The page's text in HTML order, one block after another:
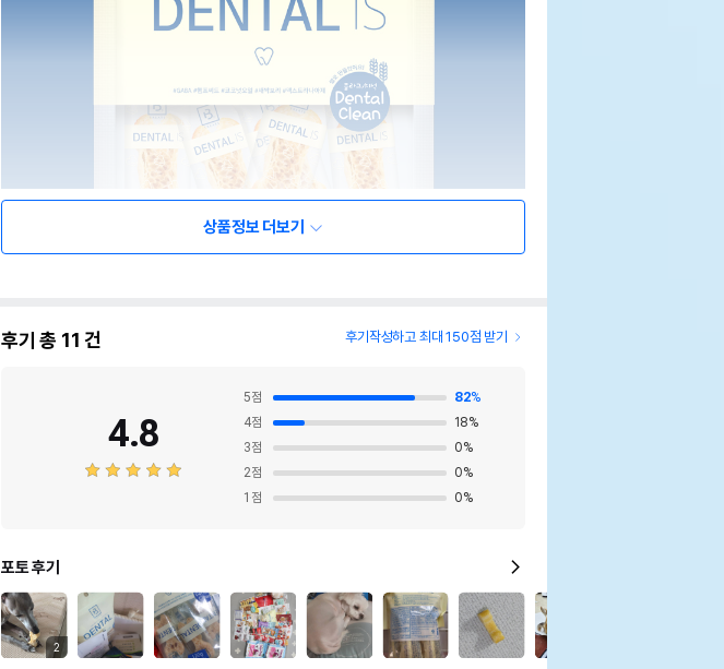
상품정보 더보기
후기 총 11 건 후기작성하고 최대 150점 받기
4.8
5점 82%
4점 18%
3점 0%
2점 0%
1 점 0%
포토 후기
2